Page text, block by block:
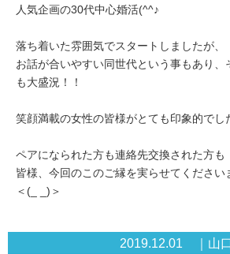
人気企画の30代中心婚活(^^♪
落ち着いた雰囲気でスタートしましたが、
お話が合いやすい同世代という事もあり、
も大盛況！！
笑顔満載の女性の皆様がとても印象的でし
ペアになられた方も連絡先交換された方も
皆様、今回のこのご縁を実らせてください
＜(_ _)＞
2019.12.01 ｜山